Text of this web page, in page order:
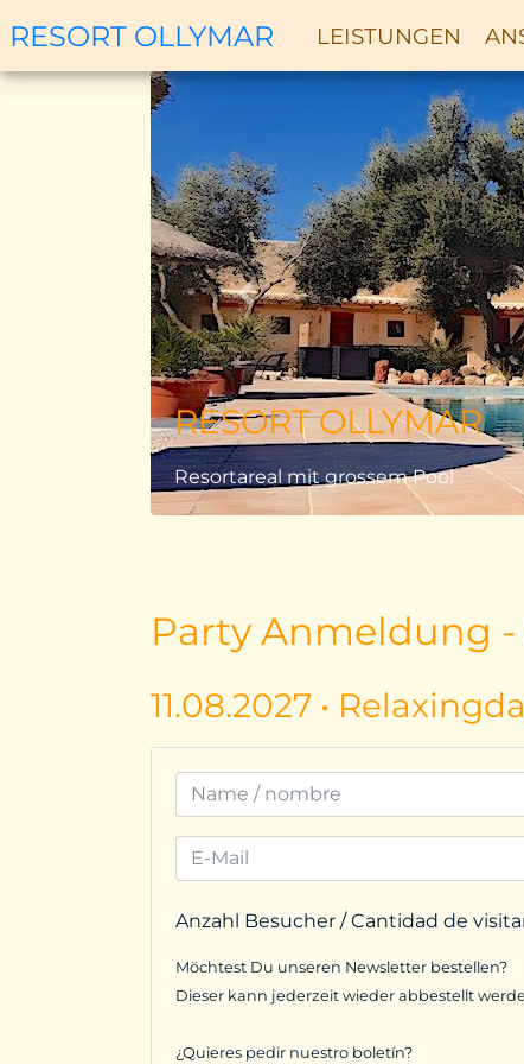
RESORT OLLYMAR LEISTUNGEN
RESORT OLLYMAR
Resortareal mit grossem Pool
Zurück
Party Anmeldung
11.08.2027 •
Anzahl Besucher / Cantidad de
Möchtest Du unseren Newsletter bestellen?
Dieser kann jederzeit wieder abbestellt
¿Quieres pedir nuestro boletín?